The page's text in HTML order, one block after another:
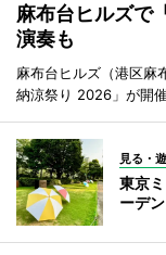
麻布台ヒルズで
演奏も
麻布台ヒルズ（港区麻
納涼祭り 2026」が開催
見る・
東京
ーデ